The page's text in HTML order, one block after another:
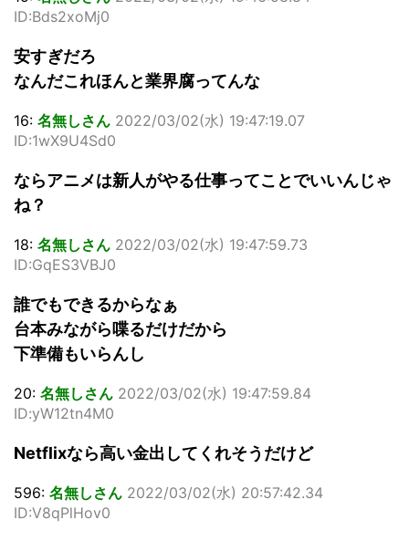
ID:Bds2xoMj0
安すぎだろ
なんだこれほんと業界腐ってんな
16: 名無しさん 2022/03/02(水) 19:47:19.07
ID:1wX9U4Sd0
ならアニメは新人がやる仕事ってことでいいんじゃ
ね？
18: 名無しさん 2022/03/02(水) 19:47:59.73
ID:GqES3VBJ0
誰でもできるからなぁ
台本みながら喋るだけだから
下準備もいらんし
20: 名無しさん 2022/03/02(水) 19:47:59.84
ID:yW12tn4M0
Netflixなら高い金出してくれそうだけど
596: 名無しさん 2022/03/02(水) 20:57:42.34
ID:V8qPlHov0